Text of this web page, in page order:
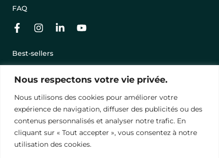
Nous respectons votre vie privée.
Nous utilisons des cookies pour améliorer votre
expérience de navigation, diffuser des publicités ou des
contenus personnalisés et analyser notre trafic. En
cliquant sur « Tout accepter », vous consentez à notre
utilisation des cookies.
FAQ
Best-sellers
Nos séjours en promo
Offrir un séjour avec une carte cadeau
Conditions Générales de Vente
Mentions légales
Politique de Conﬁdentialité